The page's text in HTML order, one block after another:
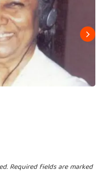
Required fields are marked